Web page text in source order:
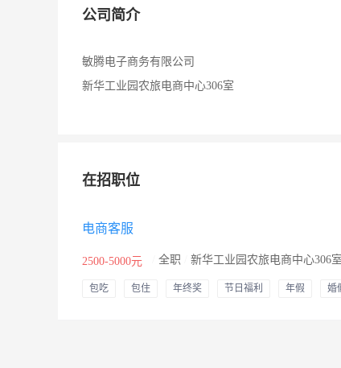
公司简介
敏腾电子商务有限公司
新华工业园农旅电商中心306室
在招职位
电商客服
2500-5000元 全职 新华工业园农旅电商中心306室
包吃 包住 年终奖 节日福利 年假 婚